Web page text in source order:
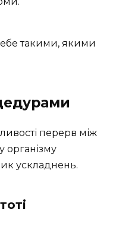
такими, якими
перерв між
організму
ускладнень.